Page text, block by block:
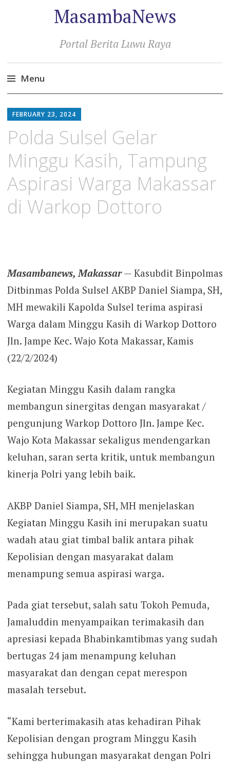
MasambaNews
Portal Berita Luwu Raya
Menu
to
content
FEBRUARY 23, 2024
Polda Sulsel Gelar
Minggu Kasih, Tampung
Aspirasi Warga Makassar
di Warkop Dottoro
Masambanews, Makassar— Kasubdit Binpolmas
Ditbinmas Polda Sulsel AKBP Daniel Siampa, SH,
MH mewakili Kapolda Sulsel terima aspirasi
Warga dalam Minggu Kasih di Warkop Dottoro
Jln. Jampe Kec. Wajo Kota Makassar, Kamis
(22/2/2024)
Kegiatan Minggu Kasih dalam rangka
membangun sinergitas dengan masyarakat /
pengunjung Warkop Dottoro Jln. Jampe Kec.
Wajo Kota Makassar sekaligus mendengarkan
keluhan, saran serta kritik, untuk membangun
kinerja Polri yang lebih baik.
AKBP Daniel Siampa, SH, MH menjelaskan
Kegiatan Minggu Kasih ini merupakan suatu
wadah atau giat timbal balik antara pihak
Kepolisian dengan masyarakat dalam
menampung semua aspirasi warga.
Pada giat tersebut, salah satu Tokoh Pemuda,
Jamaluddin menyampaikan terimakasih dan
apresiasi kepada Bhabinkamtibmas yang sudah
bertugas 24 jam menampung keluhan
masyarakat dan dengan cepat merespon
masalah tersebut.
“Kami berterimakasih atas kehadiran Pihak
Kepolisian dengan program Minggu Kasih
sehingga hubungan masyarakat dengan Polri